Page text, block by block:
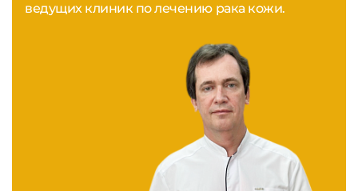
ведущих клиник по лечению рака кожи.